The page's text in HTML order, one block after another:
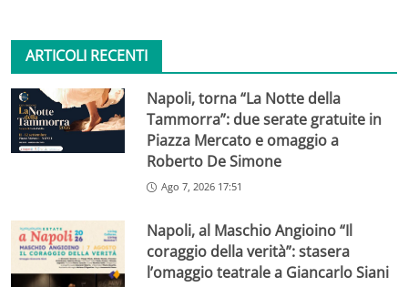
ARTICOLI RECENTI
Napoli, torna “La Notte della
Tammorra”: due serate gratuite in
Piazza Mercato e omaggio a
Roberto De Simone
Ago 7, 2026 17:51
Napoli, al Maschio Angioino “Il
coraggio della verità”: stasera
l’omaggio teatrale a Giancarlo Siani